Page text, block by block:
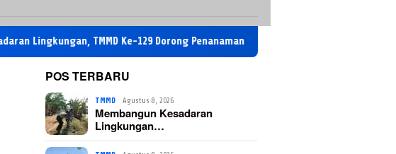
TMMD Ke-129 Dorong Penanaman Pohon di Kesongo
POS TERBARU
TMMD Agustus 8, 2026
Membangun Kesadaran
Lingkungan…